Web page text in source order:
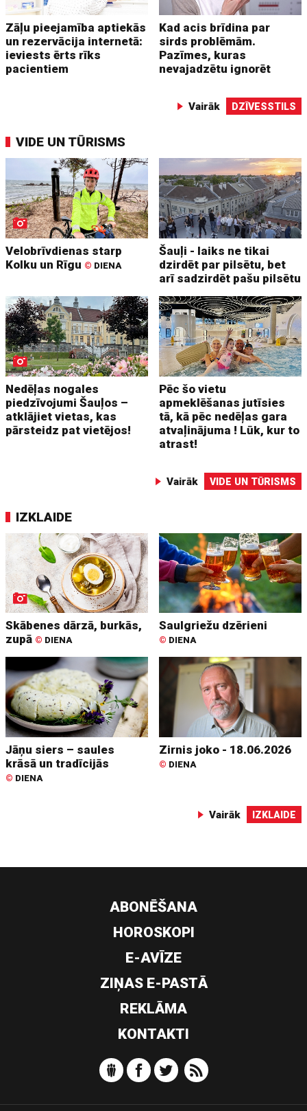
Zāļu pieejamība aptiekās
un rezervācija internetā:
ieviests ērts rīks
pacientiem
Kad acis brīdina par
sirds problēmām.
Pazīmes, kuras
nevajadzētu ignorēt
Vairāk DZĪVESSTILS
VIDE UN TŪRISMS
Velobrīvdienas starp
Kolku un Rīgu © DIENA
Šauļi - laiks ne tikai
dzirdēt par pilsētu, bet
arī sadzirdēt pašu pilsētu
Nedēļas nogales
piedzīvojumi Šauļos –
atklājiet vietas, kas
pārsteidz pat vietējos!
Pēc šo vietu
apmeklēšanas jutīsies
tā, kā pēc nedēļas gara
atvaļinājuma ! Lūk, kur to
atrast!
Vairāk VIDE UN TŪRISMS
IZKLAIDE
Skābenes dārzā, burkās,
zupā © DIENA
Saulgriežu dzērieni
© DIENA
Jāņu siers – saules
krāsā un tradīcijās
© DIENA
Zirnis joko - 18.06.2026
© DIENA
Vairāk IZKLAIDE
ABONĒŠANA
HOROSKOPI
E-AVĪZE
ZIŅAS E-PASTĀ
REKLĀMA
KONTAKTI